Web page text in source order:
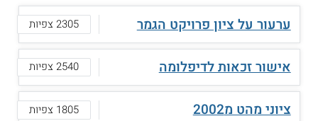
ערעור על ציון פרויקט הגמר 2305 צפיות
אישור זכאות לדיפלומה 2540 צפיות
ציוני מהט מ2002 1805 צפיות